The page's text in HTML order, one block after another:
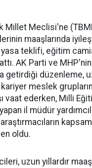
Millet Meclisi'ne
maaşlarında
teklifi, eğitim
AK Parti ve
getirdiği düzenleme,
meslek
vaat ederken, Milli
il müdür
kapsam
oldu.
uzun yıllardır maaş